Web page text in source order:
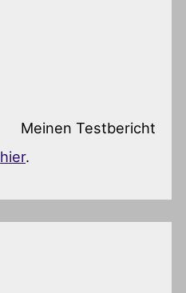
Meinen Testbericht
hier.